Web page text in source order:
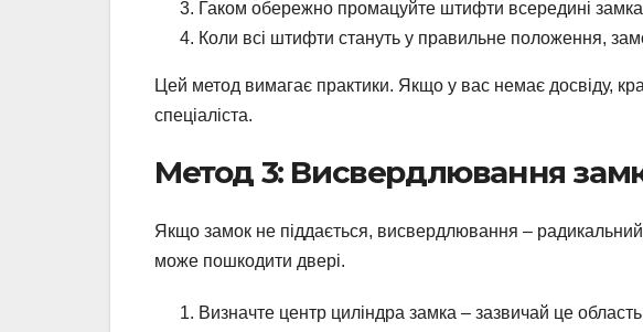
Гаком обережно промацуйте штифти всередині
Коли всі штифти стануть у правильне положення,
Цей метод вимагає практики. Якщо у вас немає досвіду,
спеціаліста.
Метод 3: Висвердлювання
Якщо замок не піддається, висвердлювання –
може пошкодити двері.
Визначте центр циліндра замка – зазвичай це